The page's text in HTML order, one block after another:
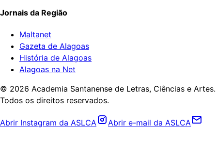
Jornais da Região
Maltanet
Gazeta de Alagoas
História de Alagoas
Alagoas na Net
© 2026 Academia Santanense de Letras, Ciências e Artes.
Todos os direitos reservados.
Abrir Instagram da ASLCA Abrir e-mail da ASLCA